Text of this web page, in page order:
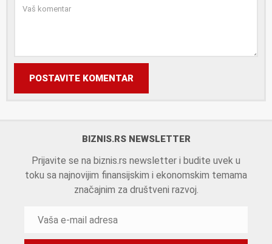
POSTAVITE KOMENTAR
BIZNIS.RS NEWSLETTER
Prijavite se na biznis.rs newsletter i budite uvek u
toku sa najnovijim finansijskim i ekonomskim temama
značajnim za društveni razvoj.